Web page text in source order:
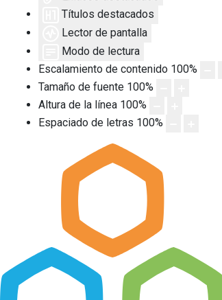
Títulos destacados
Lector de pantalla
Modo de lectura
Escalamiento de contenido 100%
Tamaño de fuente 100%
Altura de la línea 100%
Espaciado de letras 100%